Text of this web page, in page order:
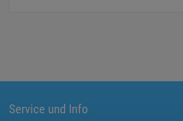
Service und Info